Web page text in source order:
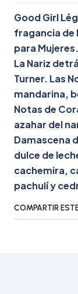
Good Girl
fragancia de
para
La Nariz
Turner. Las
mandarina,
Notas de
azahar del
Damascena
dulce de
cachemira,
pachulí y
COMPARTIR